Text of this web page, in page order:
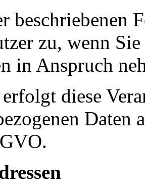
beschriebenen
zu, wenn
in Anspruch
diese